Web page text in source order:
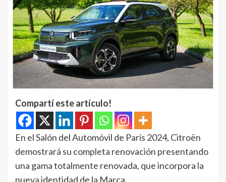
Compartí este artículo!
En el Salón del Automóvil de París 2024, Citroën
demostrará su completa renovación presentando
una gama totalmente renovada, que incorpora la
nueva identidad de la Marca.